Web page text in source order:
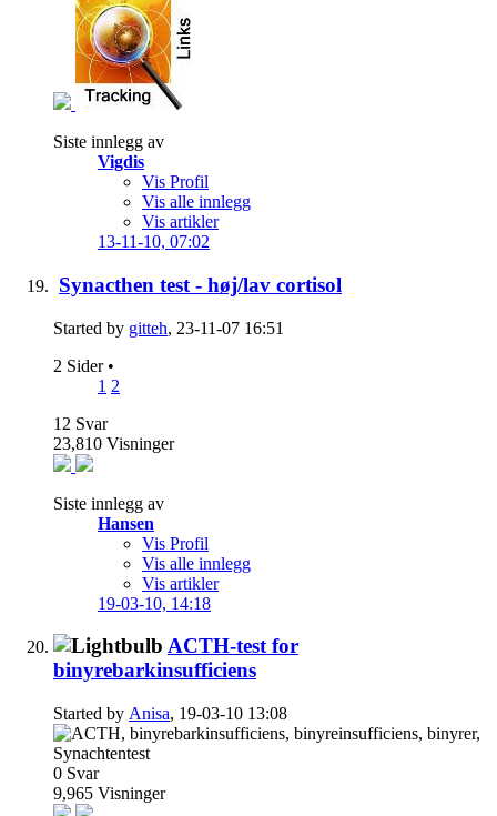
Siste innlegg av
Vigdis
Vis Profil
Vis alle innlegg
Vis artikler
13-11-10, 07:02
Synacthen test - høj/lav cortisol
Started by gitteh, 23-11-07 16:51
2 Sider •
1 2
12 Svar
23,810 Visninger
Siste innlegg av
Hansen
Vis Profil
Vis alle innlegg
Vis artikler
19-03-10, 14:18
ACTH-test for
binyrebarkinsufficiens
Started by Anisa, 19-03-10 13:08
0 Svar
9,965 Visninger